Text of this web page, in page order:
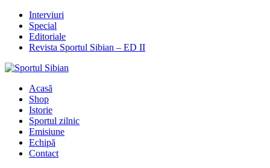
Interviuri
Special
Editoriale
Revista Sportul Sibian – ED II
Acasă
Shop
Istorie
Sportul zilnic
Emisiune
Echipă
Contact